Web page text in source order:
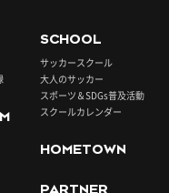
SCHOOL
サッカースクール
大人のサッカー
スポーツ＆SDGs普及活動
スクールカレンダー
HOMETOWN
PARTNER